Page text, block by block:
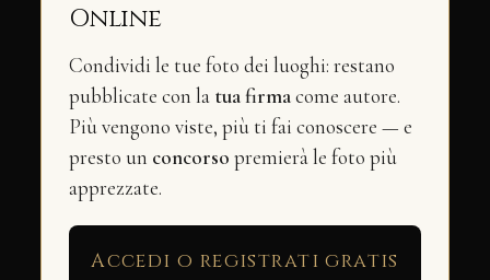
Online
Condividi le tue foto dei luoghi: restano
pubblicate con la tua firmacome autore.
Più vengono viste, più ti fai conoscere — e
presto un concorso premierà le foto più
apprezzate.
Accedi o registrati gratis